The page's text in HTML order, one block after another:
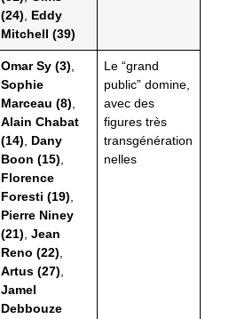
(24)
Eddy
Mitchell (39)
Omar Sy (3)
Sophie
Marceau (8)
Alain Chabat
(14)
Dany
Boon (15)
Florence
Foresti (19)
Pierre Niney
(21) ,Jean
Reno (22)
Artus (27)
Jamel
Debbouze
Le “grand
public” domine,
avec des
figures très
transgénération
nelles